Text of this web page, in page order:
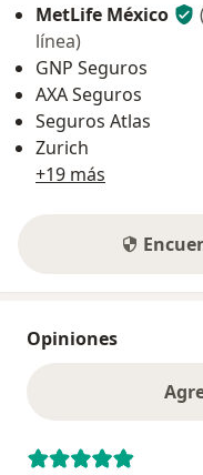
MetLife México
línea)
GNP Seguros
AXA Seguros
Seguros Atlas
Zurich
+19 más
Opiniones